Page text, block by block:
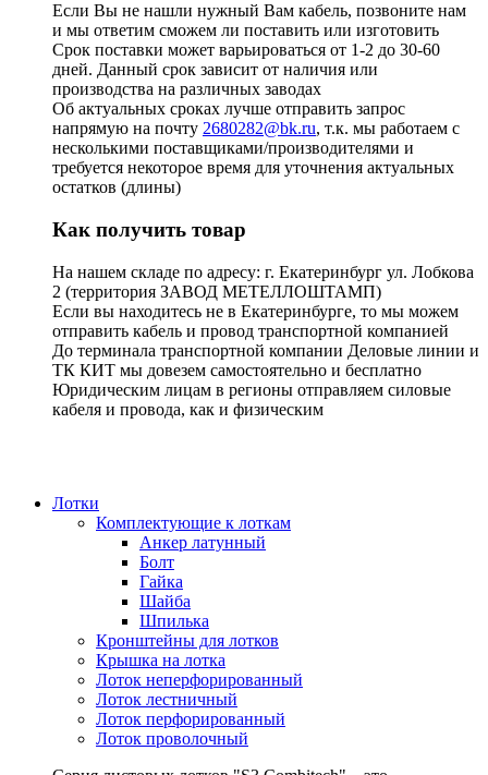
Если Вы не нашли нужный Вам кабель, позвоните нам
и мы ответим сможем ли поставить или изготовить
Срок поставки может варьироваться от 1-2 до 30-60
дней. Данный срок зависит от наличия или
производства на различных заводах
Об актуальных сроках лучше отправить запрос
напрямую на почту 2680282@bk.ru, т.к. мы работаем с
несколькими поставщиками/производителями и
требуется некоторое время для уточнения актуальных
остатков (длины)
Как получить товар
На нашем складе по адресу: г. Екатеринбург ул. Лобкова
2 (территория ЗАВОД МЕТЕЛЛОШТАМП)
Если вы находитесь не в Екатеринбурге, то мы можем
отправить кабель и провод транспортной компанией
До терминала транспортной компании Деловые линии и
ТК КИТ мы довезем самостоятельно и бесплатно
Юридическим лицам в регионы отправляем силовые
кабеля и провода, как и физическим
Лотки
Комплектующие к лоткам
Анкер латунный
Болт
Гайка
Шайба
Шпилька
Кронштейны для лотков
Крышка на лотка
Лоток неперфорированный
Лоток лестничный
Лоток перфорированный
Лоток проволочный